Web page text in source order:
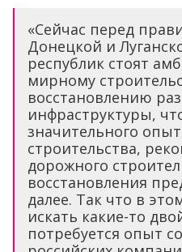
«Сейчас перед
Донецкой и
республик стоят
мирному
восстановлению
инфраструктуры,
значительного
строительства,
дорожного
восстановления
далее. Так что в
искать какие-то
потребуется опыт